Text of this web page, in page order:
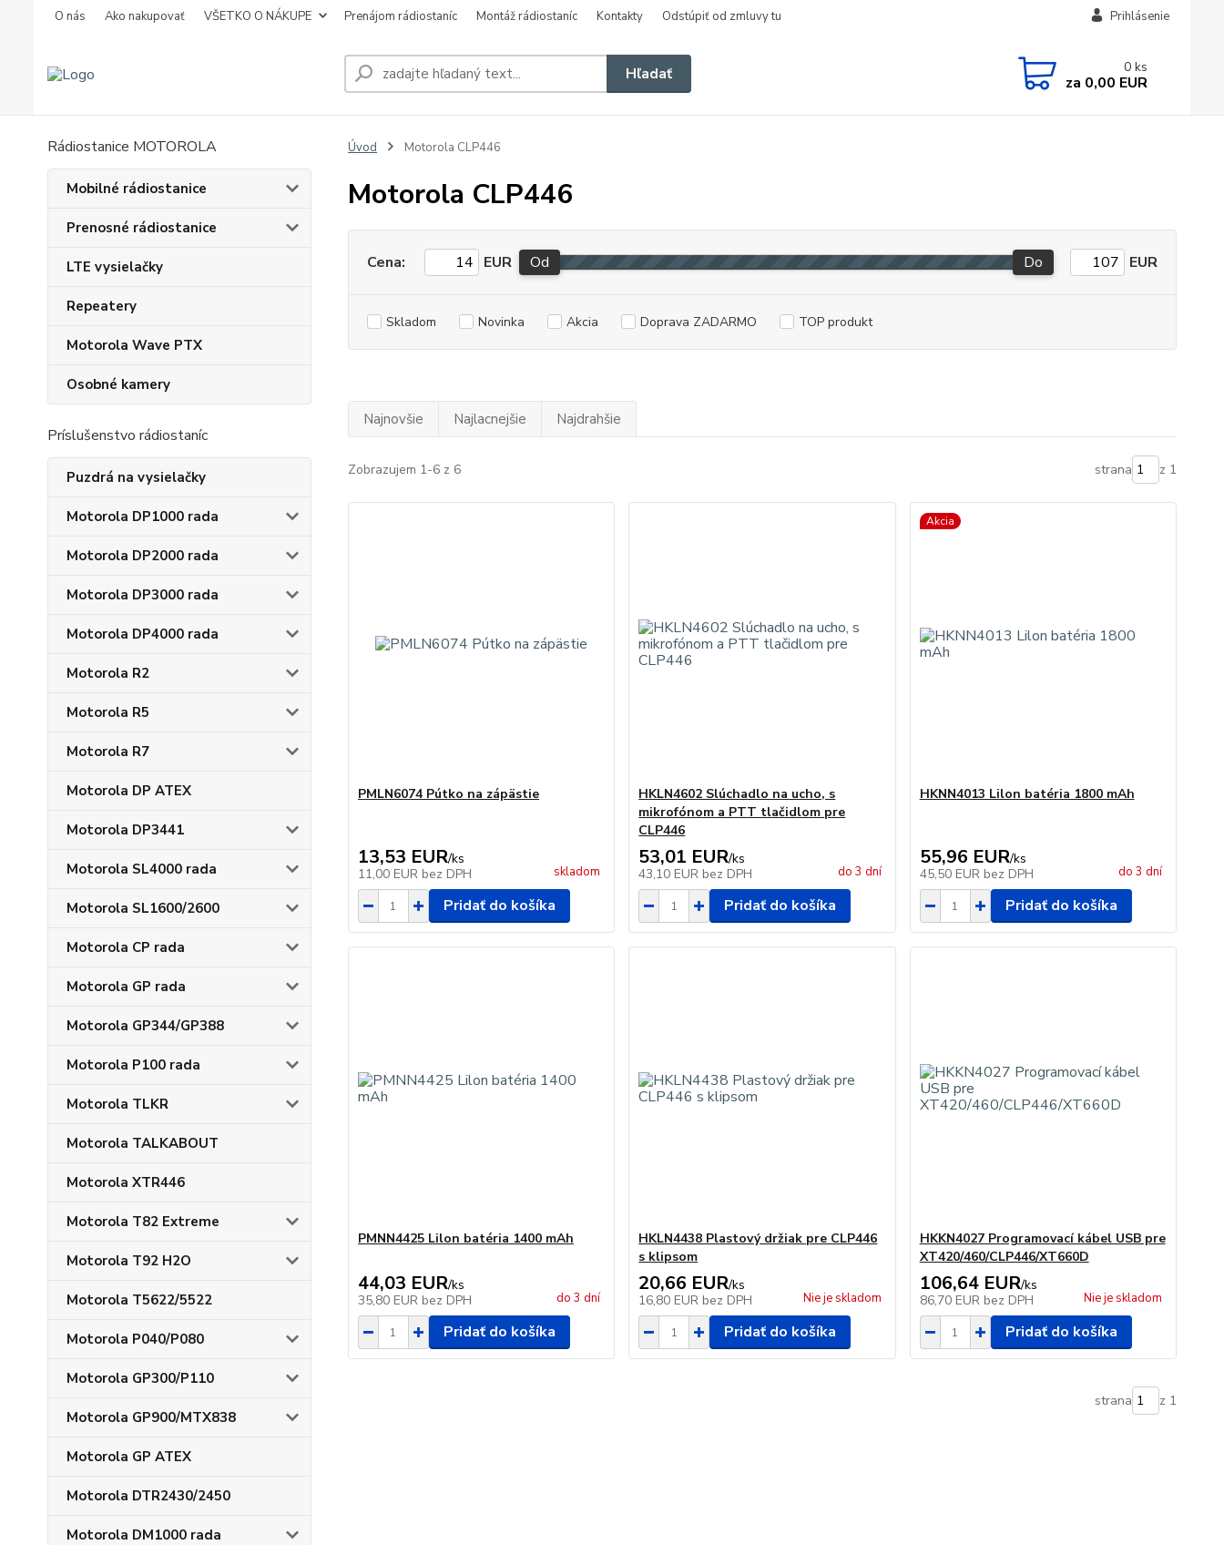
O nás Ako nakupovať VŠETKO O NÁKUPE Prenájom rádiostaníc Montáž rádiostaníc Kontakty Odstúpiť od zmluvy tu Prihlásenie
Hľadať 0 ks
za 0,00 EUR
Rádiostanice MOTOROLA
Mobilné rádiostanice
Prenosné rádiostanice
LTE vysielačky
Repeatery
Motorola Wave PTX
Osobné kamery
Príslušenstvo rádiostaníc
Puzdrá na vysielačky
Motorola DP1000 rada
Motorola DP2000 rada
Motorola DP3000 rada
Motorola DP4000 rada
Motorola R2
Motorola R5
Motorola R7
Motorola DP ATEX
Motorola DP3441
Motorola SL4000 rada
Motorola SL1600/2600
Motorola CP rada
Motorola GP rada
Motorola GP344/GP388
Motorola P100 rada
Motorola TLKR
Motorola TALKABOUT
Motorola XTR446
Motorola T82 Extreme
Motorola T92 H2O
Motorola T5622/5522
Motorola P040/P080
Motorola GP300/P110
Motorola GP900/MTX838
Motorola GP ATEX
Motorola DTR2430/2450
Motorola DM1000 rada
Úvod Motorola CLP446
Motorola CLP446
Cena: EUR Od Do EUR
Skladom Novinka Akcia Doprava ZADARMO TOP produkt
Najnovšie Najlacnejšie Najdrahšie
Zobrazujem 1-6 z 6 strana z 1
PMLN6074 Pútko na zápästie
13,53 EUR/ks
11,00 EUR bez DPH skladom
Pridať do košíka
HKLN4602 Slúchadlo na ucho, s
mikrofónom a PTT tlačidlom pre
CLP446
53,01 EUR/ks
43,10 EUR bez DPH do 3 dní
Pridať do košíka
Akcia
HKNN4013 Lilon batéria 1800 mAh
55,96 EUR/ks
45,50 EUR bez DPH do 3 dní
Pridať do košíka
PMNN4425 Lilon batéria 1400 mAh
44,03 EUR/ks
35,80 EUR bez DPH do 3 dní
Pridať do košíka
HKLN4438 Plastový držiak pre CLP446
s klipsom
20,66 EUR/ks
16,80 EUR bez DPH Nie je skladom
Pridať do košíka
HKKN4027 Programovací kábel USB pre
XT420/460/CLP446/XT660D
106,64 EUR/ks
86,70 EUR bez DPH Nie je skladom
Pridať do košíka
strana z 1